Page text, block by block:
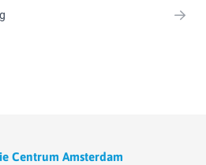
Centrum Amsterdam